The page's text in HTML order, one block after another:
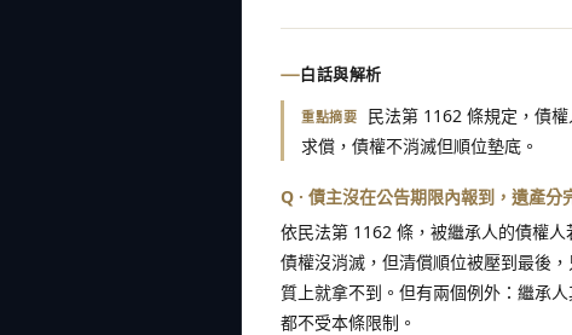
白話與解析
重點摘要
民法第 1162 條規定，債
求償，債權不消滅但順位墊底。
Q · 債主沒在公告期限內報到，遺產分
依民法第 1162 條，被繼承人的債權
債權沒消滅，但清償順位被壓到最後
質上就拿不到。但有兩個例外：繼承
都不受本條限制。